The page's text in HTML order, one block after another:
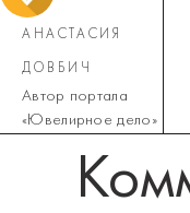
АНАСТАСИЯ
ДОВБИЧ
Автор портала
«Ювелирное дело»